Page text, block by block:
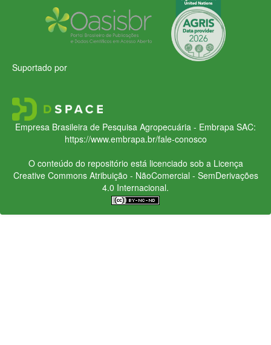
Suportado por
Empresa Brasileira de Pesquisa Agropecuária - Embrapa SAC:
https://www.embrapa.br/fale-conosco
O conteúdo do repositório está licenciado sob a Licença
Creative CommonsAtribuição - NãoComercial - SemDerivações
4.0 Internacional.